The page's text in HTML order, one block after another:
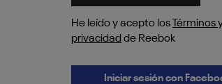
He leído y acepto los Términos
privacidad de Reebok
Iniciar sesión con